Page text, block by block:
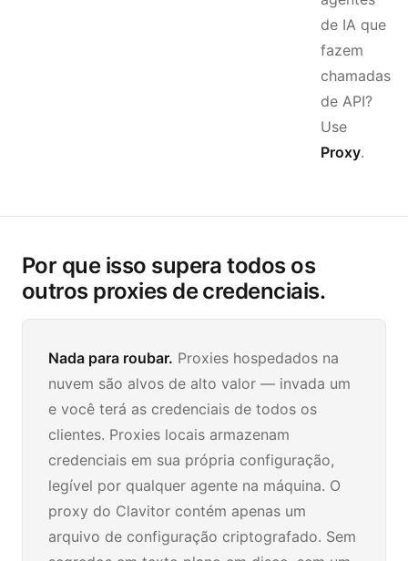
de IA que
fazem
chamadas
de API?
Use
Proxy.
Por que isso supera todos os
outros proxies de credenciais.
Nada para roubar. Proxies hospedados na
nuvem são alvos de alto valor — invada um
e você terá as credenciais de todos os
clientes. Proxies locais armazenam
credenciais em sua própria configuração,
legível por qualquer agente na máquina. O
proxy do Clavitor contém apenas um
arquivo de configuração criptografado. Sem